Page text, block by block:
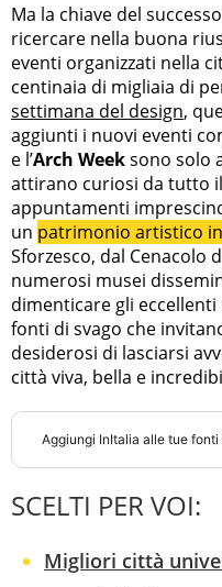
Ma la chiave del
ricercare nella buona
eventi organizzati nella
centinaia di migliaia di
settimana del design,
aggiunti i nuovi eventi
e l’Arch Weeksono solo
attirano curiosi da tutto
appuntamenti
un patrimonio artistico
Sforzesco, dal Cenacolo
numerosi musei
dimenticare gli
fonti di svago che
desiderosi di lasciarsi
città viva, bella e
Aggiungi InItalia alle tue fonti
SCELTI PER VOI:
Migliori città